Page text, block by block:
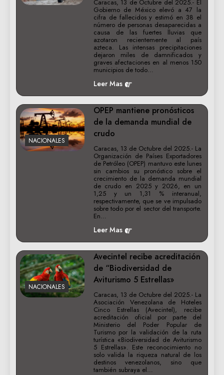
Caracas, 13 de Octubre del 2025.- El
Gobierno de México elevó a 47 la
cifra de fallecidos y estimó en 38 el
número de personas desaparecidas a
causa de las fuertes lluvias que
azotaron recientemente al país
azteca. Las intensas precipitaciones
dejaron miles de damnificados y
graves afectaciones en al menos 150
municipios de todo…
Leer Mas
NACIONALES
OPEP mantiene pronósticos
de la demanda mundial de
crudo
Caracas, 13 de Octubre del 2025.- La
Organización de Países Exportadores
de Petróleo (OPEP) mantuvo este lunes
sin cambios su pronóstico sobre el
crecimiento de la demanda mundial
de crudo en 2025 y 2026, en un
1,25 y un 1,31 % interanual,
respectivamente, que se ve impulsado
sobre todo por el sector del transporte.
En…
Leer Mas
NACIONALES
Avecintel recibe acreditación
de “Biodiversidad de
Aviturismo 5 Estrellas»
Caracas, 13 de Octubre del 2025.- La
Asociación Venezolana de Hoteles
Cinco Estrellas (Avecintel), recibe
acreditación oficial por parte del
Ministerio del Poder Popular de
Turismo por la validación de la ruta
turística «Biodiversidad de Aviturismo
5 Estrellas». Este reconocimiento no
solo valida la riqueza natural de los
destinos venezolanos, sino que
también subraya el…